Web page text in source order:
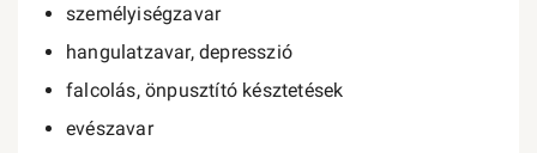
személyiségzavar
hangulatzavar, depresszió
falcolás, önpusztító késztetések
evészavar